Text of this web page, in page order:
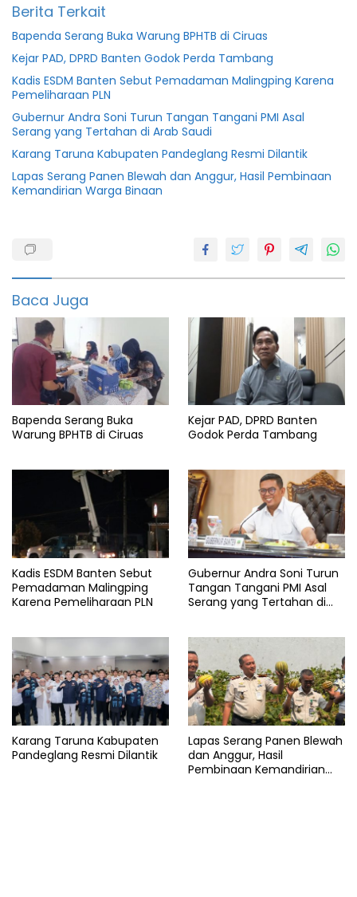
Berita Terkait
Bapenda Serang Buka Warung BPHTB di Ciruas
Kejar PAD, DPRD Banten Godok Perda Tambang
Kadis ESDM Banten Sebut Pemadaman Malingping Karena
Pemeliharaan PLN
Gubernur Andra Soni Turun Tangan Tangani PMI Asal
Serang yang Tertahan di Arab Saudi
Karang Taruna Kabupaten Pandeglang Resmi Dilantik
Lapas Serang Panen Blewah dan Anggur, Hasil Pembinaan
Kemandirian Warga Binaan
quran
Ibadah
Mengaji
Pandeglang
Pemkab
Baca Juga
Bapenda Serang Buka
Warung BPHTB di Ciruas
Kejar PAD, DPRD Banten
Godok Perda Tambang
Kadis ESDM Banten Sebut
Pemadaman Malingping
Karena Pemeliharaan PLN
Gubernur Andra Soni Turun
Tangan Tangani PMI Asal
Serang yang Tertahan di
Karang Taruna Kabupaten
Pandeglang Resmi Dilantik
Lapas Serang Panen Blewah
dan Anggur, Hasil
Pembinaan Kemandirian